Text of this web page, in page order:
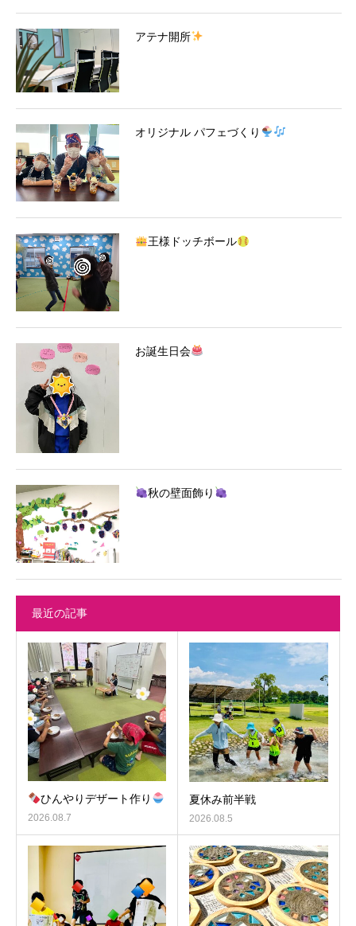
アテナ開所
オリジナル パフェづくり
王様ドッチボール
お誕生日会
秋の壁面飾り
最近の記事
ひんやりデザート作り
2026.08.7
夏休み前半戦
2026.08.5